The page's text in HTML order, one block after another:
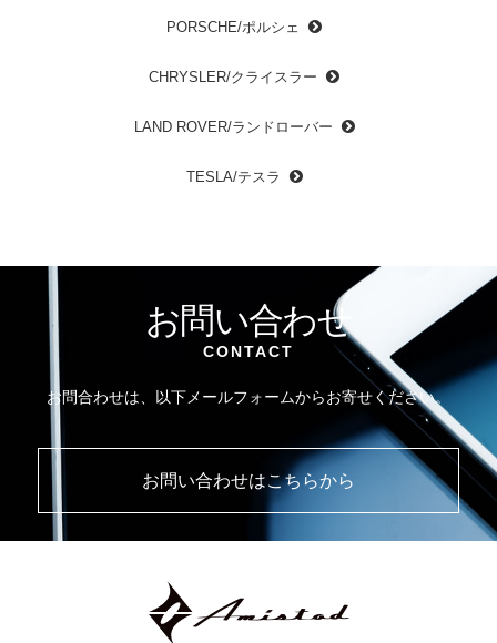
PORSCHE/ポルシェ
CHRYSLER/クライスラー
LAND ROVER/ランドローバー
TESLA/テスラ
お問い合わせ
CONTACT
お問合わせは、以下メールフォームからお寄せください。
お問い合わせはこちらから